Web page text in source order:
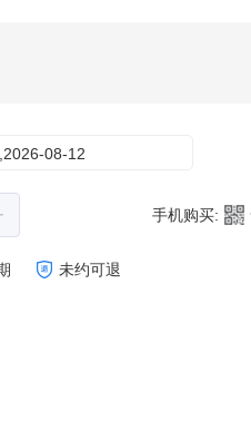
08-12
手机购买:
未约可退